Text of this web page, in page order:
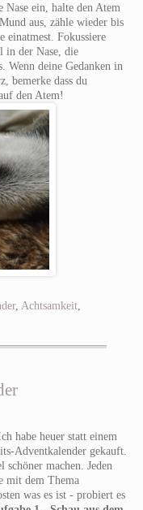
ein, halte den Atem
aus, zähle wieder bis
einatmest. Fokussiere
in der Nase, die
Wenn deine Gedanken in
bemerke dass du
den Atem!
, Achtsamkeit,
habe heuer statt einem
Adventkalender gekauft.
schöner machen. Jeden
mit dem Thema
was es ist - probiert es